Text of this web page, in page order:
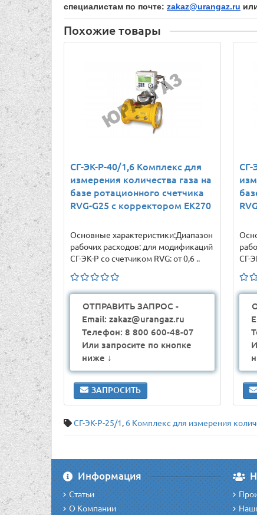
специалистам по почте: zakaz@urangaz.ru
Похожие товары
СГ-ЭК-Р-40/1,6 Комплекс для
измерения количества газа на
базе ротационного счетчика
RVG-G25 с корректором ЕК270
Основные характеристики:Диапазон
рабочих расходов: для модификаций
СГ-ЭК-Р со счетчиком RVG: от 0,6 ..
ОТПРАВИТЬ ЗАПРОС -
Email: zakaz@urangaz.ru
Телефон: 8 800 600-48-07
Или запросите по кнопке
ниже ↓
ЗАПРОСИТЬ
СГ-
СГ-
СГ-ЭК-Р-25/1, 6 Комплекс для измерения
Информация
Статьи
О Компании